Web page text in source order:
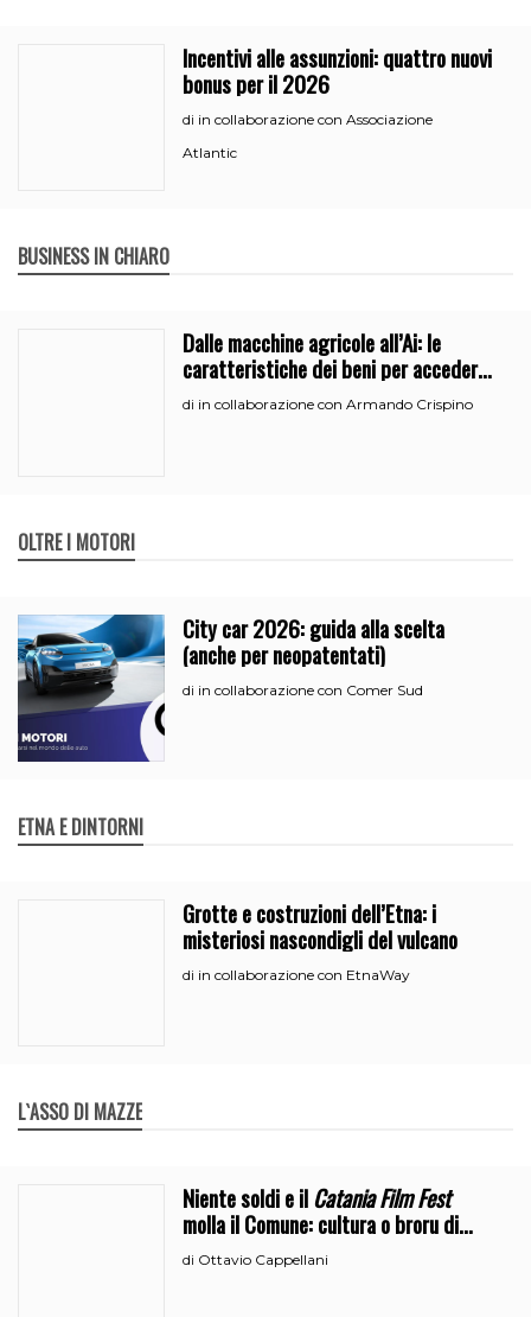
Incentivi alle assunzioni: quattro nuovi
bonus per il 2026
di in collaborazione con Associazione
Atlantic
BUSINESS IN CHIARO
Dalle macchine agricole all’Ai: le
caratteristiche dei beni per accedere
all’iperammortamento
di in collaborazione con Armando Crispino
OLTRE I MOTORI
City car 2026: guida alla scelta
(anche per neopatentati)
di in collaborazione con Comer Sud
ETNA E DINTORNI
Grotte e costruzioni dell’Etna: i
misteriosi nascondigli del vulcano
di in collaborazione con EtnaWay
L`ASSO DI MAZZE
Niente soldi e ilCatania Film Fest
molla il Comune: cultura o broru di
ciciri?
di Ottavio Cappellani